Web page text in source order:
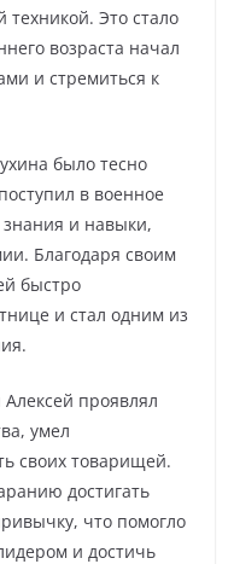
Это стало
возраста начал
и стремиться к
было тесно
в военное
и навыки,
Благодаря своим
быстро
и стал одним из
проявлял
умел
своих товарищей.
достигать
что помогло
и достичь